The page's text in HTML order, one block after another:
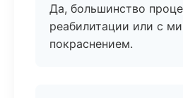
Да, большинство
реабилитации или с
покраснением.